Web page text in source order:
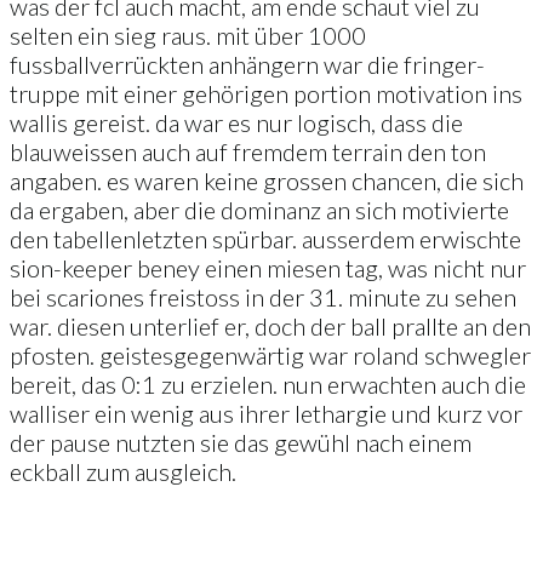
selten ein sieg raus. mit über 1000
fussballverrückten anhängern war die fringer-
truppe mit einer gehörigen portion motivation ins
wallis gereist. da war es nur logisch, dass die
blauweissen auch auf fremdem terrain den ton
angaben. es waren keine grossen chancen, die sich
da ergaben, aber die dominanz an sich motivierte
den tabellenletzten spürbar. ausserdem erwischte
sion-keeper beney einen miesen tag, was nicht nur
bei scariones freistoss in der 31. minute zu sehen
war. diesen unterlief er, doch der ball prallte an den
pfosten. geistesgegenwärtig war roland schwegler
bereit, das 0:1 zu erzielen. nun erwachten auch die
walliser ein wenig aus ihrer lethargie und kurz vor
der pause nutzten sie das gewühl nach einem
eckball zum ausgleich.